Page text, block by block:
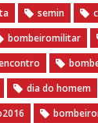
semin
bombeiromilitar
dia do homem